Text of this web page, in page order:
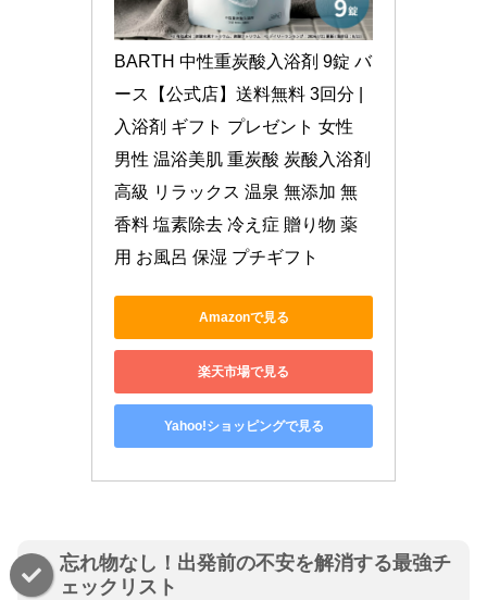
BARTH 中性重炭酸入浴剤 9錠 バ
ース【公式店】送料無料 3回分 |
入浴剤 ギフト プレゼント 女性
男性 温浴美肌 重炭酸 炭酸入浴剤
高級 リラックス 温泉 無添加 無
香料 塩素除去 冷え症 贈り物 薬
用 お風呂 保湿 プチギフト
Amazonで見る
楽天市場で見る
Yahoo!ショッピングで見る
忘れ物なし！出発前の不安を解消する最強チ
ェックリスト